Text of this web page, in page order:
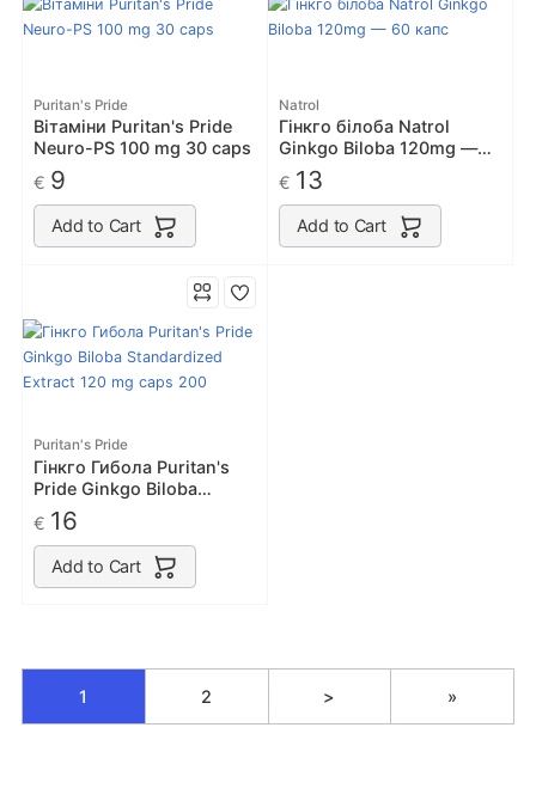
Puritan's Pride
Вітаміни Puritan's Pride
Neuro-PS 100 mg 30 caps
€ 9
Add to Cart
Natrol
Гінкго білоба Natrol
Ginkgo Biloba 120mg —
60 капс
€ 13
Add to Cart
Puritan's Pride
Гінкго Гибола Puritan's
Pride Ginkgo Biloba
Standardized Extract 120
mg caps 200
€ 16
Add to Cart
1 2 > »